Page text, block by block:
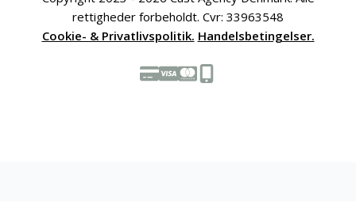
rettigheder forbeholdt. Cvr: 33963548
Cookie- & Privatlivspolitik. Handelsbetingelser.